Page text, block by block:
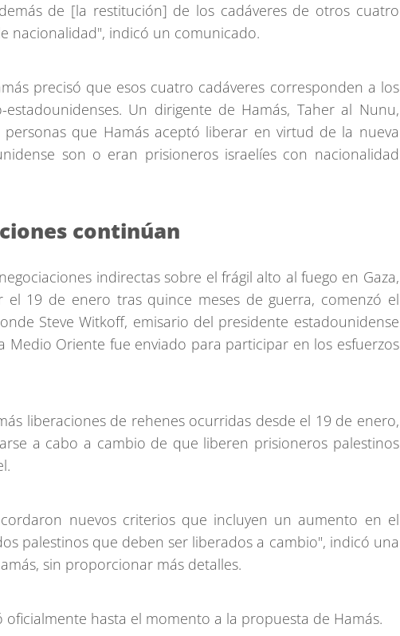
de [la restitución] de los cadáveres de otros cuatro
nacionalidad", indicó un comunicado.
precisó que esos cuatro cadáveres corresponden a los
estadounidenses. Un dirigente de Hamás, Taher al Nunu,
que Hamás aceptó liberar en virtud de la nueva
son o eran prisioneros israelíes con nacionalidad
continúan
indirectas sobre el frágil alto al fuego en Gaza,
el 19 de enero tras quince meses de guerra, comenzó el
Steve Witkoff, emisario del presidente estadounidense
Medio Oriente fue enviado para participar en los esfuerzos
liberaciones de rehenes ocurridas desde el 19 de enero,
a cabo a cambio de que liberen prisioneros palestinos
nuevos criterios que incluyen un aumento en el
palestinos que deben ser liberados a cambio", indicó una
sin proporcionar más detalles.
oficialmente hasta el momento a la propuesta de Hamás.